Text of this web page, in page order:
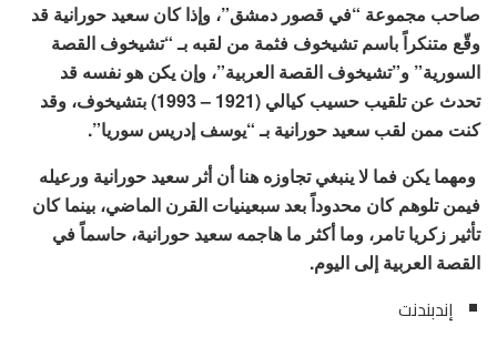
صاحب مجموعة “في قصور دمشق”، وإذا كان سعيد حورانية قد
وقّع متنكراً باسم تشيخوف فثمة من لقبه بـ “تشيخوف القصة
السورية” و”تشيخوف القصة العربية”، وإن يكن هو نفسه قد
تحدث عن تلقيب حسيب كيالي (1921 – 1993) بتشيخوف، وقد
كنت ممن لقب سعيد حورانية بـ “يوسف إدريس سوريا”.
ومهما يكن فما لا ينبغي تجاوزه هنا أن أثر سعيد حورانية ورعيله
فيمن تلوهم كان محدوداً بعد سبعينيات القرن الماضي، بينما كان
تأثير زكريا تامر، وما أكثر ما هاجمه سعيد حورانية، حاسماً في
القصة العربية إلى اليوم.
إندبندنت